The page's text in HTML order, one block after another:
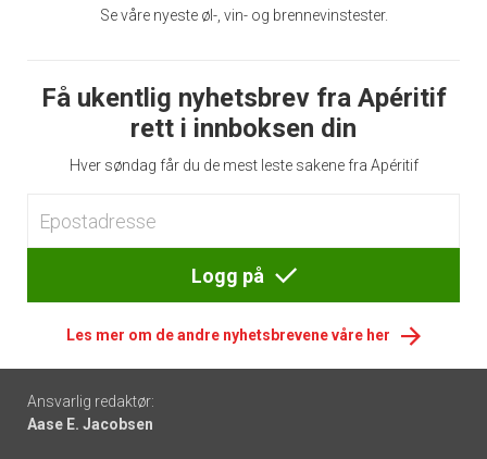
Se våre nyeste øl-, vin- og brennevinstester.
Få ukentlig nyhetsbrev fra Apéritif
rett i innboksen din
Hver søndag får du de mest leste sakene fra Apéritif
Logg på
Les mer om de andre nyhetsbrevene våre her
Footer
-
Ansvarlig redaktør:
Aase E. Jacobsen